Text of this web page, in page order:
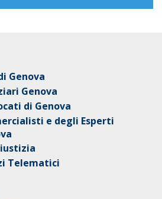
Genova
Genova
di Genova
e degli Esperti
Telematici